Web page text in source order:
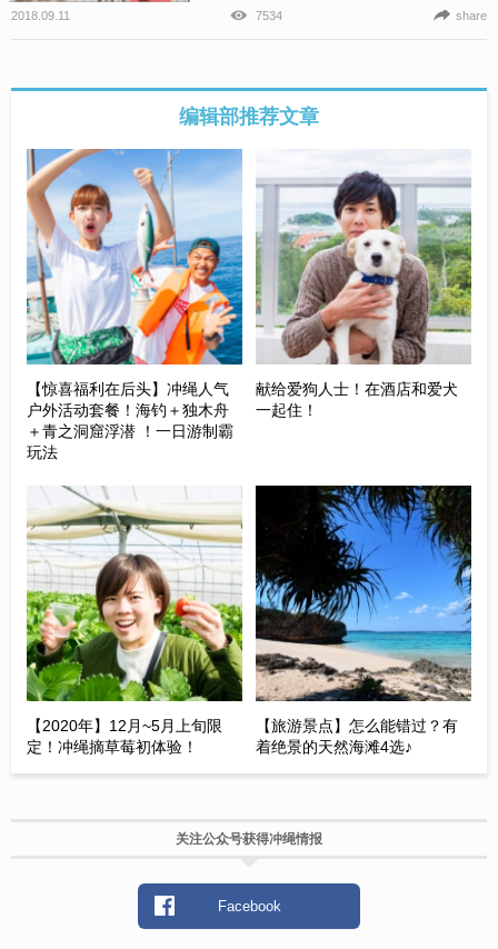
2018.09.11 7534 share
编辑部推荐文章
【惊喜福利在后头】冲绳人气
户外活动套餐！海钓＋独木舟
＋青之洞窟浮潜 ！一日游制霸
玩法
献给爱狗人士！在酒店和爱犬
一起住！
【2020年】12月~5月上旬限
定！冲绳摘草莓初体验！
【旅游景点】怎么能错过？有
着绝景的天然海滩4选♪
关注公众号获得冲绳情报
Facebook